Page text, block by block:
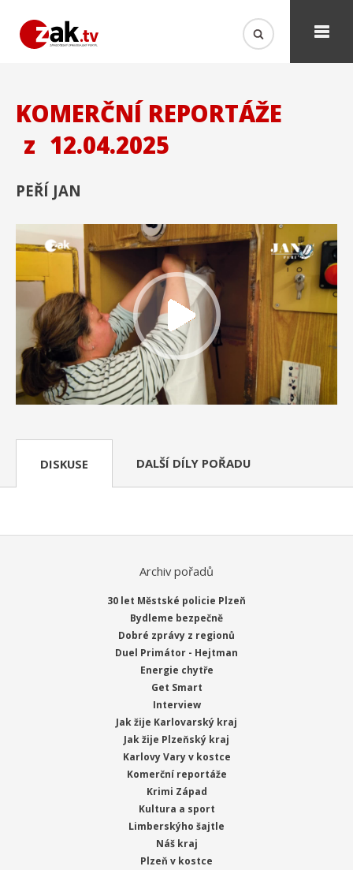
KOMERČNÍ REPORTÁŽE
z 12.04.2025
PEŘÍ JAN
DISKUSE DALŠÍ DÍLY POŘADU
Archiv pořadů
30 let Městské policie Plzeň
Bydleme bezpečně
Dobré zprávy z regionů
Duel Primátor - Hejtman
Energie chytře
Get Smart
Interview
Jak žije Karlovarský kraj
Jak žije Plzeňský kraj
Karlovy Vary v kostce
Komerční reportáže
Krimi Západ
Kultura a sport
Limberskýho šajtle
Náš kraj
Plzeň v kostce